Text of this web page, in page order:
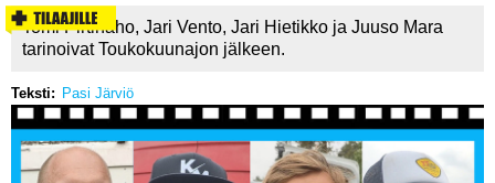
Salasana
Luo uusi käyttäjätili
Vaihda salasana
ENDURO
CROSS COUNTRY
Tomi Pirtinaho, Jari Vento, Jari Hietikko ja Juuso Mara
tarinoivat Toukokuunajon jälkeen.
Teksti Pasi Järviö